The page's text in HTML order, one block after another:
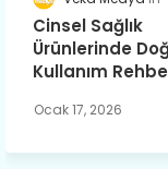
Cinsel Sağlık
Ürünlerinde
Kullanım
Ocak 17, 2026